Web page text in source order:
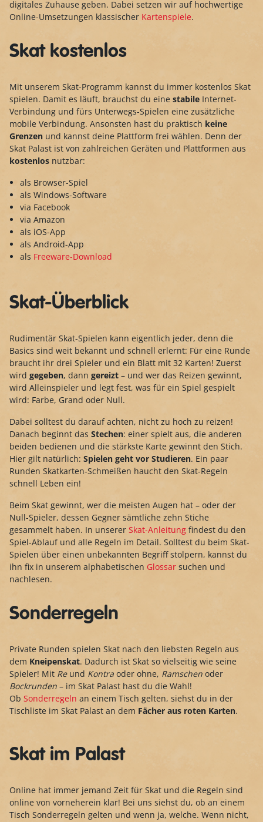
digitales Zuhause geben. Dabei setzen wir auf hochwertige
Online-Umsetzungen klassischer Kartenspiele.
Skat kostenlos
Mit unserem Skat-Programm kannst du immer kostenlos Skat
spielen. Damit es läuft, brauchst du eine stabile Internet-
Verbindung und fürs Unterwegs-Spielen eine zusätzliche
mobile Verbindung. Ansonsten hast du praktisch keine
Grenzen und kannst deine Plattform frei wählen. Denn der
Skat Palast ist von zahlreichen Geräten und Plattformen aus
kostenlos nutzbar:
als Browser-Spiel
als Windows-Software
via Facebook
via Amazon
als iOS-App
als Android-App
als Freeware-Download
Skat-Überblick
Rudimentär Skat-Spielen kann eigentlich jeder, denn die
Basics sind weit bekannt und schnell erlernt: Für eine Runde
braucht ihr drei Spieler und ein Blatt mit 32 Karten! Zuerst
wird gegeben, dann gereizt – und wer das Reizen gewinnt,
wird Alleinspieler und legt fest, was für ein Spiel gespielt
wird: Farbe, Grand oder Null.
Dabei solltest du darauf achten, nicht zu hoch zu reizen!
Danach beginnt das Stechen: einer spielt aus, die anderen
beiden bedienen und die stärkste Karte gewinnt den Stich.
Hier gilt natürlich: Spielen geht vor Studieren. Ein paar
Runden Skatkarten-Schmeißen haucht den Skat-Regeln
schnell Leben ein!
Beim Skat gewinnt, wer die meisten Augen hat – oder der
Null-Spieler, dessen Gegner sämtliche zehn Stiche
gesammelt haben. In unserer Skat-Anleitung findest du den
Spiel-Ablauf und alle Regeln im Detail. Solltest du beim Skat-
Spielen über einen unbekannten Begriff stolpern, kannst du
ihn fix in unserem alphabetischen Glossar suchen und
nachlesen.
Sonderregeln
Private Runden spielen Skat nach den liebsten Regeln aus
dem Kneipenskat. Dadurch ist Skat so vielseitig wie seine
Spieler! Mit Re und Kontra oder ohne, Ramschen oder
Bockrunden – im Skat Palast hast du die Wahl!
Ob Sonderregeln an einem Tisch gelten, siehst du in der
Tischliste im Skat Palast an dem Fächer aus roten Karten.
Skat im Palast
Online hat immer jemand Zeit für Skat und die Regeln sind
online von vorneherein klar! Bei uns siehst du, ob an einem
Tisch Sonderregeln gelten und wenn ja, welche. Wenn nicht,